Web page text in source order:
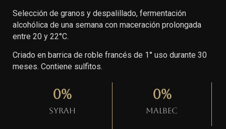
Selección de granos y despalillado, fermentación
alcohólica de una semana con maceración prolongada
entre 20 y 22°C.
Criado en barrica de roble francés de 1° uso durante 30
meses. Contiene sulfitos.
Syrah
0%
Malbec
0%